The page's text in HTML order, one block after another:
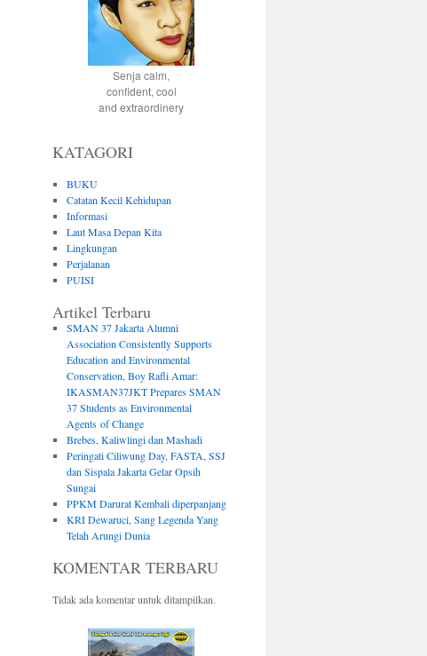
Senja calm,
confident, cool
and extraordinery
KATAGORI
BUKU
Catatan Kecil Kehidupan
Informasi
Laut Masa Depan Kita
Lingkungan
Perjalanan
PUISI
Artikel Terbaru
SMAN 37 Jakarta Alumni
Association Consistently Supports
Education and Environmental
Conservation, Boy Rafli Amar:
IKASMAN37JKT Prepares SMAN
37 Students as Environmental
Agents of Change
Brebes, Kaliwlingi dan Mashadi
Peringati Ciliwung Day, FASTA, SSJ
dan Sispala Jakarta Gelar Opsih
Sungai
PPKM Darurat Kembali diperpanjang
KRI Dewaruci, Sang Legenda Yang
Telah Arungi Dunia
KOMENTAR TERBARU
Tidak ada komentar untuk ditampilkan.